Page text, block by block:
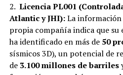
2. Licencia PL001
Atlantic y JHI):La información
propia compañía indica que
ha identificado en más de 50
sísmicos 3D), un potencial de
de 3.100 millones de barriles